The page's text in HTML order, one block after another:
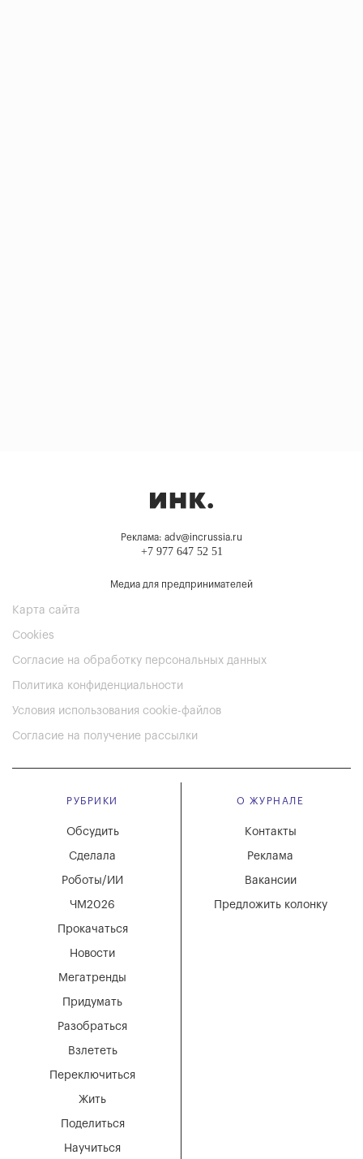
Реклама: adv@incrussia.ru
+7 977 647 52 51
Медиа для предпринимателей
Карта сайта
Cookies
Согласие на обработку персональных данных
Политика конфиденциальности
Условия использования cookie-файлов
Согласие на получение рассылки
РУБРИКИ
Мегатренды
Придумать
Разобраться
Взлететь
Новости
Переключиться
Жить
Поделиться
Научиться
Обсудить
Сделала
Роботы/ИИ
ЧМ2026
Прокачаться
О ЖУРНАЛЕ
Вакансии
Реклама
Контакты
Предложить колонку